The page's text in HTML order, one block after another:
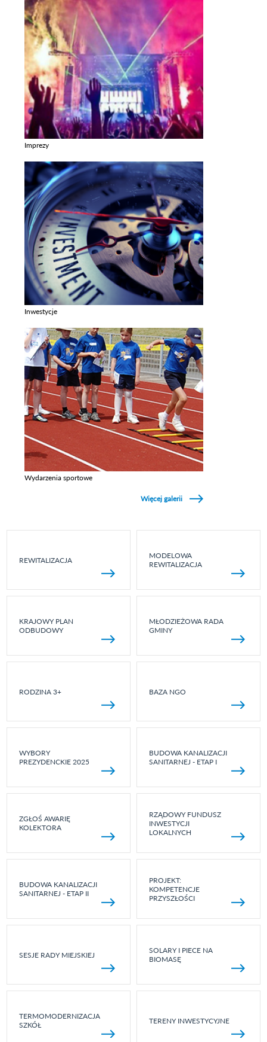
Imprezy
Inwestycje
Wydarzenia sportowe
Więcej galerii
REWITALIZACJA
MODELOWA
REWITALIZACJA
KRAJOWY PLAN
ODBUDOWY
MŁODZIEŻOWA RADA
GMINY
RODZINA 3+ BAZA NGO
WYBORY
PREZYDENCKIE 2025
BUDOWA KANALIZACJI
SANITARNEJ - ETAP I
ZGŁOŚ AWARIĘ
KOLEKTORA
RZĄDOWY FUNDUSZ
INWESTYCJI
LOKALNYCH
BUDOWA KANALIZACJI
SANITARNEJ - ETAP II
PROJEKT:
KOMPETENCJE
PRZYSZŁOŚCI
SESJE RADY MIEJSKIEJ
SOLARY I PIECE NA
BIOMASĘ
TERMOMODERNIZACJA
SZKÓŁ
TERENY INWESTYCYJNE